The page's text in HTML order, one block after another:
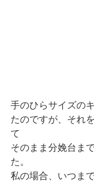
手のひらサイズの
たのですが、それ
て
そのまま分娩台ま
た。
私の場合、いつま